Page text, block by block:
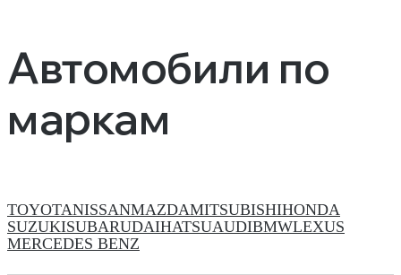
Автомобили по
маркам
TOYOTANISSANMAZDAMITSUBISHIHONDA
SUZUKISUBARUDAIHATSUAUDIBMWLEXUS
MERCEDES BENZ